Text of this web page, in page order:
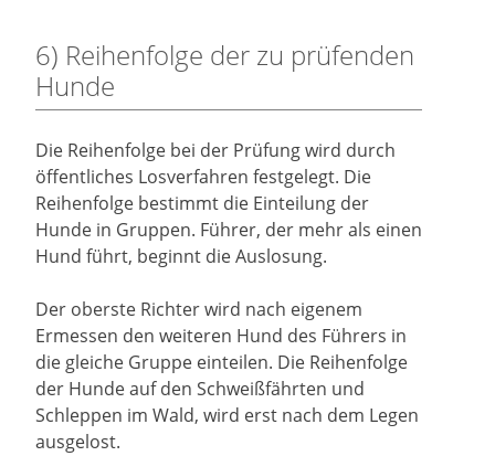
6) Reihenfolge der zu prüfenden
Hunde
Die Reihenfolge bei der Prüfung wird durch
öffentliches Losverfahren festgelegt. Die
Reihenfolge bestimmt die Einteilung der
Hunde in Gruppen. Führer, der mehr als einen
Hund führt, beginnt die Auslosung.
Der oberste Richter wird nach eigenem
Ermessen den weiteren Hund des Führers in
die gleiche Gruppe einteilen. Die Reihenfolge
der Hunde auf den Schweißfährten und
Schleppen im Wald, wird erst nach dem Legen
ausgelost.